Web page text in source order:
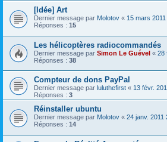
[Idée] Art
Dernier message par Molotov « 15 mars
Réponses : 15
Les hélicoptères radiocommandés
Dernier message par Simon Le Guével « 28
Réponses : 38
Compteur de dons PayPal
Dernier message par luluthefirst « 13 févr.
Réponses : 3
Réinstaller ubuntu
Dernier message par Molotov « 24 janv. 2011
Réponses : 14